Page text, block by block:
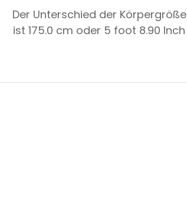
Der Unterschied der Körpergröße
ist175.0 cm oder 5 foot 8.90 Inch